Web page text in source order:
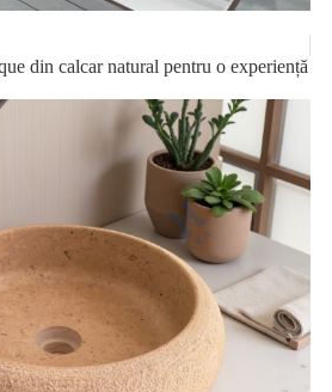
din calcar natural pentru o experiență